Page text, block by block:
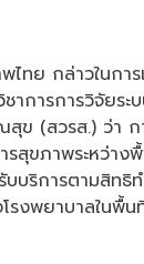
ย กล่าวในการ
าการการวิจัยระ
สุข (สวรส.) ว่า
รสุขภาพระหว่า
บริการตามสิทธิท
รงพยาบาลในพื้น